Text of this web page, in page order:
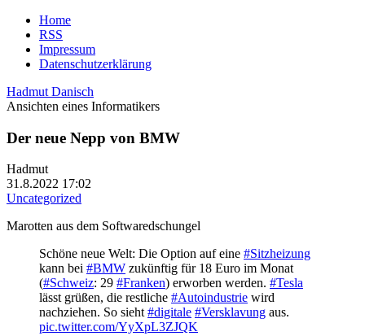
Home
RSS
Impressum
Datenschutzerklärung
Hadmut Danisch
Ansichten eines Informatikers
Der neue Nepp von BMW
Hadmut
31.8.2022 17:02
Uncategorized
Marotten aus dem Softwaredschungel
Schöne neue Welt: Die Option auf eine #Sitzheizung
kann bei #BMW zukünftig für 18 Euro im Monat
(#Schweiz: 29 #Franken) erworben werden. #Tesla
lässt grüßen, die restliche #Autoindustrie wird
nachziehen. So sieht#digitale #Versklavung aus.
pic.twitter.com/YyXpL3ZJQK